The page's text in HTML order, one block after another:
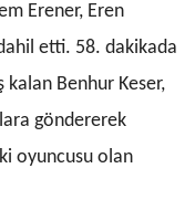
Erener, Eren
etti. 58. dakikada
kalan Benhur Keser,
göndererek
oyuncusu olan